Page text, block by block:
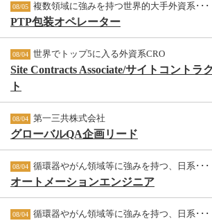
08/05 複数領域に強みを持つ世界的大手外資系･･･
PTP包装オペレーター
08/04 世界でトップ5に入る外資系CRO
Site Contracts Associate/サイトコントラ
ト
08/04 第一三共株式会社
グローバルQA企画リード
08/04 循環器やがん領域等に強みを持つ、日系･･･
オートメーションエンジニア
08/04 循環器やがん領域等に強みを持つ、日系･･･